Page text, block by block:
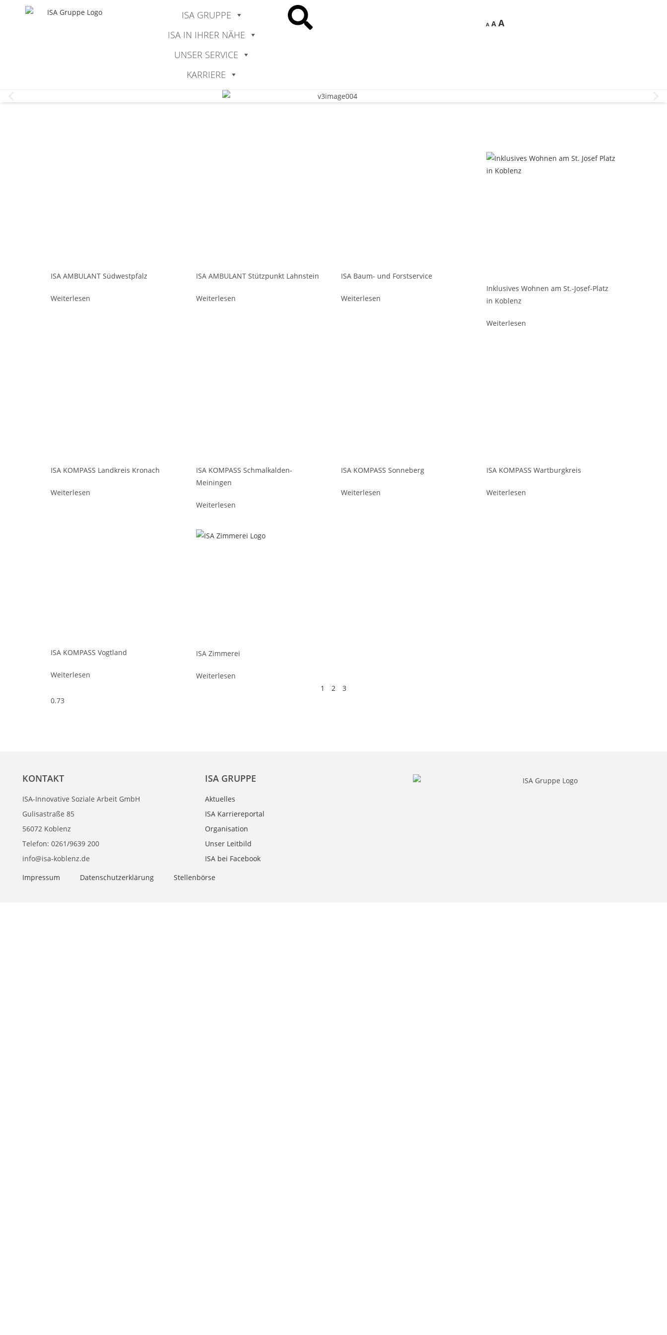
ISA GRUPPE
ISA IN IHRER NÄHE
UNSER SERVICE
KARRIERE
A A A
ISA AMBULANT Südwestpfalz
Weiterlesen
ISA AMBULANT Stützpunkt Lahnstein
Weiterlesen
ISA Baum- und Forstservice
Weiterlesen
Inklusives Wohnen am St.-Josef-Platz
in Koblenz
Weiterlesen
ISA KOMPASS Landkreis Kronach
Weiterlesen
ISA KOMPASS Schmalkalden-
Meiningen
Weiterlesen
ISA KOMPASS Sonneberg
Weiterlesen
ISA KOMPASS Wartburgkreis
Weiterlesen
ISA KOMPASS Vogtland
Weiterlesen
ISA Zimmerei
Weiterlesen
1
2 3
KONTAKT
ISA-Innovative Soziale Arbeit GmbH
Gulisastraße 85
56072 Koblenz
Telefon: 0261/9639 200
info@isa-koblenz.de
ISA GRUPPE
Aktuelles
ISA Karriereportal
Organisation
Unser Leitbild
ISA bei Facebook
Impressum
Datenschutzerklärung Stellenbörse